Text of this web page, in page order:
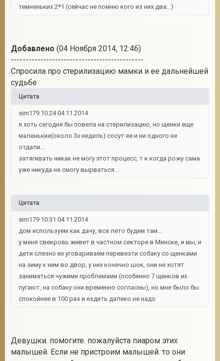
темненьких 2*1 (сейчас не помню кого из них два...)
Добавлено (04 Ноября 2014, 12:46)
---------------------------------------------
Спросила про стерилизацию мамки и ее дальнейшей
судьбе
Цитата
sim179 10:24 04.11.2014
я хоть сегодня бы повела на стерилизацию, но щенки еще
маленькие(около 3х недель) сосут ее и ни одного не
отдали...
затягивать никак не могу этот процесс, т к когда рожу сама
уже никуда не смогу вырваться...
Цитата
sim179 10:31 04.11.2014
дом используем как дачу, все лето будем там...
у меня свекровь живет в частном секторе в Минске, и мы, и
дети слезно их уговариваем перевезти собаку со щенками
на зиму к ним во двор, у них конечно шок, они не хотят
заниматься чужими проблемами (особенно 7 щенков их
пугают, на собаку они временно согласны), но мне было бы
спокойнее в 100 раз и ездить далеко не надо
Девушки. помогите. пожалуйста пиаром этих
малышей. Если не пристроим малышей. то они